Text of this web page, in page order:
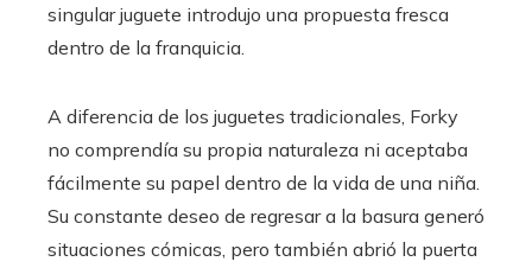
singular juguete introdujo una propuesta fresca
dentro de la franquicia.
A diferencia de los juguetes tradicionales, Forky
no comprendía su propia naturaleza ni aceptaba
fácilmente su papel dentro de la vida de una niña.
Su constante deseo de regresar a la basura generó
situaciones cómicas, pero también abrió la puerta